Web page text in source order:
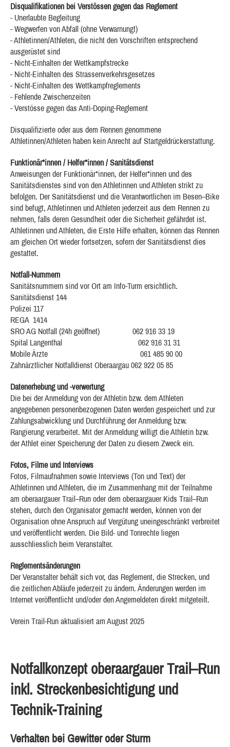
Disqualifikationen bei Verstössen gegen das Reglement
- Unerlaubte Begleitung
- Wegwerfen von Abfall (ohne Verwarnung!)
- Athletinnen/Athleten, die nicht den Vorschriften entsprechend
ausgerüstet sind
- Nicht-Einhalten der Wettkampfstrecke
- Nicht-Einhalten des Strassenverkehrsgesetzes
- Nicht-Einhalten des Wettkampfreglements
- Fehlende Zwischenzeiten
- Verstösse gegen das Anti-Doping-Reglement
Disqualifizierte oder aus dem Rennen genommene
Athletinnen/Athleten haben kein Anrecht auf Startgeldrückerstattung.
Funktionär*innen / Helfer*innen / Sanitätsdienst
Anweisungen der Funktionär*innen, der Helfer*innen und des
Sanitätsdienstes sind von den Athletinnen und Athleten strikt zu
befolgen. Der Sanitätsdienst und die Verantwortlichen im Besen–Bike
sind befugt, Athletinnen und Athleten jederzeit aus dem Rennen zu
nehmen, falls deren Gesundheit oder die Sicherheit gefährdet ist.
Athletinnen und Athleten, die Erste Hilfe erhalten, können das Rennen
am gleichen Ort wieder fortsetzen, sofern der Sanitätsdienst dies
gestattet.
Notfall-Nummern
Sanitätsnummern sind vor Ort am Info-Turm ersichtlich.
Sanitätsdienst 144
Polizei 117
REGA 1414
SRO AG Notfall (24h geöffnet) 062 916 33 19
Spital Langenthal 062 916 31 31
Mobile Ärzte 061 485 90 00
Zahnärztlicher Notfalldienst Oberaargau 062 922 05 85
Datenerhebung und -verwertung
Die bei der Anmeldung von der Athletin bzw. dem Athleten
angegebenen personenbezogenen Daten werden gespeichert und zur
Zahlungsabwicklung und Durchführung der Anmeldung bzw.
Rangierung verarbeitet. Mit der Anmeldung willigt die Athletin bzw.
der Athlet einer Speicherung der Daten zu diesem Zweck ein.
Fotos, Filme und Interviews
Fotos, Filmaufnahmen sowie Interviews (Ton und Text) der
Athletinnen und Athleten, die im Zusammenhang mit der Teilnahme
am oberaargauer Trail–Run oder dem oberaargauer Kids Trail–Run
stehen, durch den Organisator gemacht werden, können von der
Organisation ohne Anspruch auf Vergütung uneingeschränkt verbreitet
und veröffentlicht werden. Die Bild- und Tonrechte liegen
ausschliesslich beim Veranstalter.
Reglementsänderungen
Der Veranstalter behält sich vor, das Reglement, die Strecken, und
die zeitlichen Abläufe jederzeit zu ändern. Änderungen werden im
Internet veröffentlicht und/oder den Angemeldeten direkt mitgeteilt.
Verein Trail-Run aktualisiert am August 2025
Notfallkonzeptoberaargauer Trail–Run
inkl. Streckenbesichtigung und
Technik-Training
Verhalten bei Gewitter oder Sturm